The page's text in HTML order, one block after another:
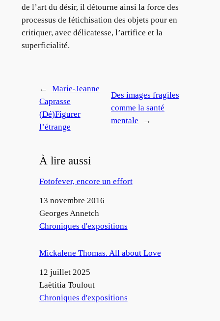
de l’art du désir, il détourne ainsi la force des
processus de fétichisation des objets pour en
critiquer, avec délicatesse, l’artifice et la
superficialité.
←
Marie-Jeanne
Caprasse
(Dé)Figurer
l’étrange
Des images fragiles
comme la santé
mentale
→
À lire aussi
Fotofever, encore un effort
Date
13 novembre 2016
Auteur
Georges Annetch
Par rapport à
Chroniques d'expositions
Mickalene Thomas. All about Love
Date
12 juillet 2025
Auteur
Laëtitia Toulout
Par rapport à
Chroniques d'expositions